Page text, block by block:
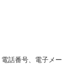
話番号、電子メー